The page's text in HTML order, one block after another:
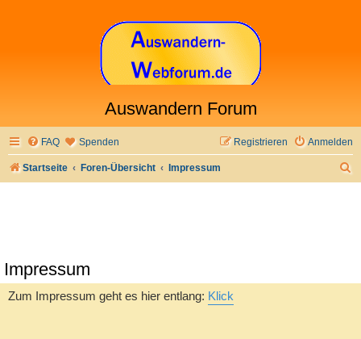
Auswandern Forum
FAQ Spenden Anmelden
Registrieren
Startseite Foren-Übersicht Impressum
Impressum
Zum Impressum geht es hier entlang: Klick